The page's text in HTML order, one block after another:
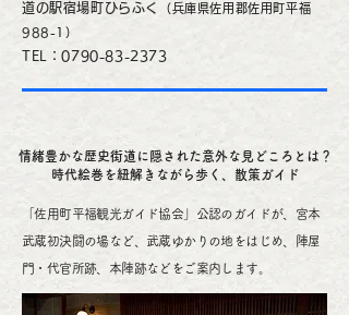
道の駅宿場町ひらふく
（兵庫県佐用郡佐用町平福
988-1）
TEL：0790-83-2373
情緒豊かな歴史街道に隠された意外な見どころとは？
時代絵巻を紐解きながら歩く、散策ガイド
「佐用町平福観光ガイド協会」公認のガイドが、宮本
武蔵初決闘の場など、武蔵ゆかりの地をはじめ、陣屋
門・代官所跡、本陣跡などをご案内します。